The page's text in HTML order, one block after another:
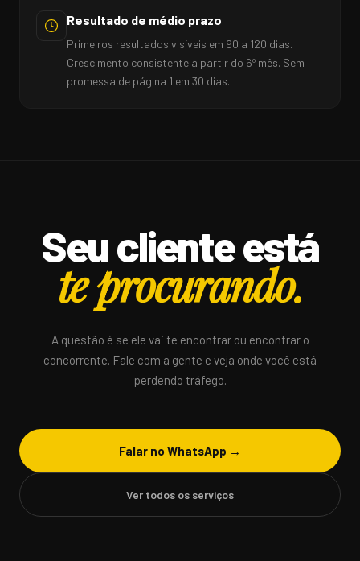
Resultado de médio prazo
Primeiros resultados visíveis em 90 a 120 dias.
Crescimento consistente a partir do 6º mês. Sem
promessa de página 1 em 30 dias.
Seu cliente está
te procurando.
A questão é se ele vai te encontrar ou encontrar o
concorrente. Fale com a gente e veja onde você está
perdendo tráfego.
Falar no WhatsApp →
Ver todos os serviços